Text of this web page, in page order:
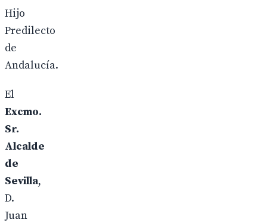
Hijo
Predilecto
de
Andalucía.
El
Excmo.
Sr.
Alcalde
de
Sevilla,
D.
Juan